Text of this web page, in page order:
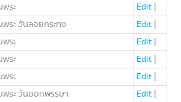
พระ Edit |
พระ วันลอยกระทง Edit |
พระ Edit |
พระ Edit |
พระ Edit |
พระ วันออกพรรษา Edit |